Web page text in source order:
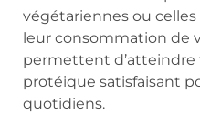
végétariennes ou
leur consommation de
permettent
protéique satisfaisant
quotidiens.